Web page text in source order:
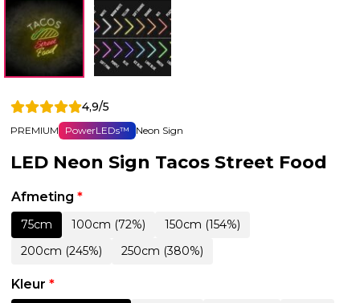
4,9/5
PREMIUM PowerLEDs™ Neon Sign
LED Neon Sign Tacos Street Food
Afmeting *
75cm 100cm (72%)
150cm (154%)
200cm (245%)
250cm (380%)
Kleur *